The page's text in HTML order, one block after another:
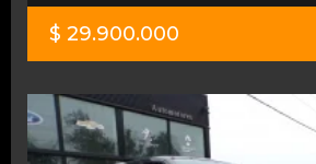
$ 29.900.000